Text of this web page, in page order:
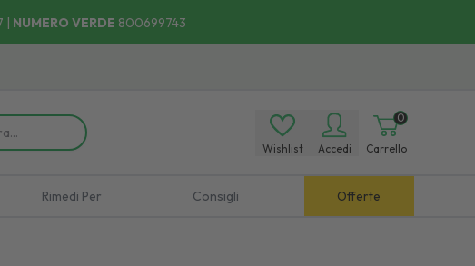
| NUMERO VERDE 800699743
Wishlist Accedi
0
Carrello
Rimedi Per Consigli Offerte